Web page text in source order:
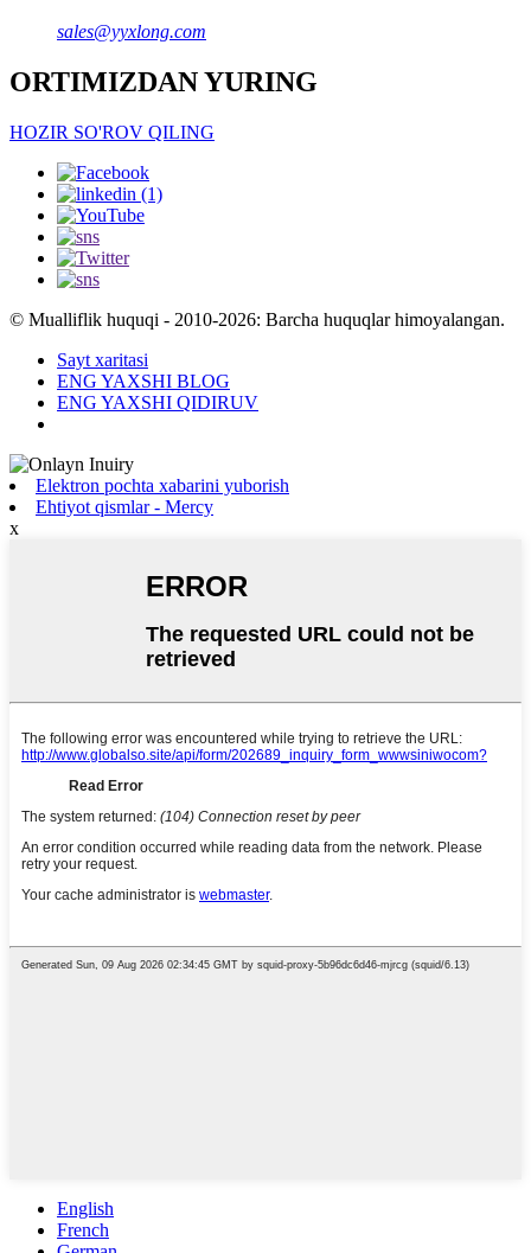
sales@yyxlong.com
ORTIMIZDAN YURING
HOZIR SO'ROV QILING
© Mualliflik huquqi - 2010-2026: Barcha huquqlar himoyalangan.
Sayt xaritasi
ENG YAXSHI BLOG
ENG YAXSHI QIDIRUV
Elektron pochta xabarini yuborish
Ehtiyot qismlar - Mercy
x
English
French